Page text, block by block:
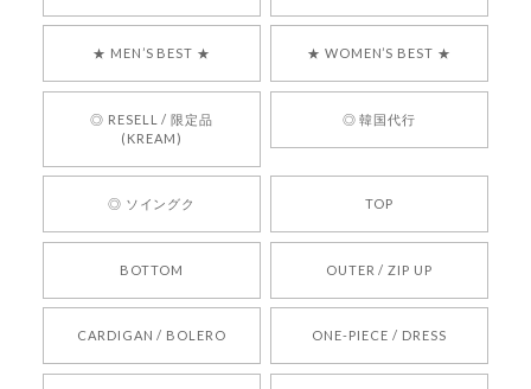
気に入っていただけたようで、大変嬉しく思いま
言葉をいただきありがとうございます。安心して
お買い物いただけたとのこと、何より嬉しいで
す。 これからも迅速かつ丁寧な対応を心がけ、安
心してご利用いただけるショップを目指してまい
ります。 また気になる商品がございましたら、ぜ
りお待ちしております。
2026/05/24
★ MEN’S BEST ★ ★ WOMEN’S BEST ★
◎ RESELL / 限定品
(KREAM)
◎ 韓国代行
◎ ソイングク TOP
BOTTOM OUTER / ZIP UP
CARDIGAN / BOLERO ONE-PIECE / DRESS